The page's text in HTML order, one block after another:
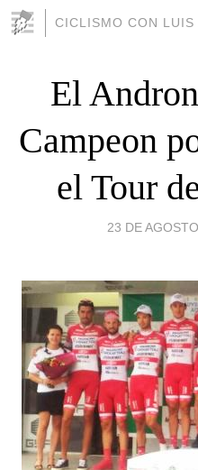
CICLISMO CON LUIS
El
Campeon
el Tour
23 DE